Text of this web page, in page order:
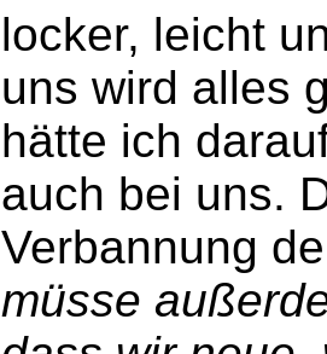
locker, leicht
uns wird alles
hätte ich
auch bei uns.
Verbannung
müsse